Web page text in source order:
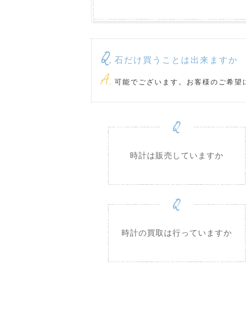
Q. 石だけ買うことは出来ますか
A. 可能でございます。お客様のご希望
Q
時計は販売していますか
Q
時計の買取は行っていますか